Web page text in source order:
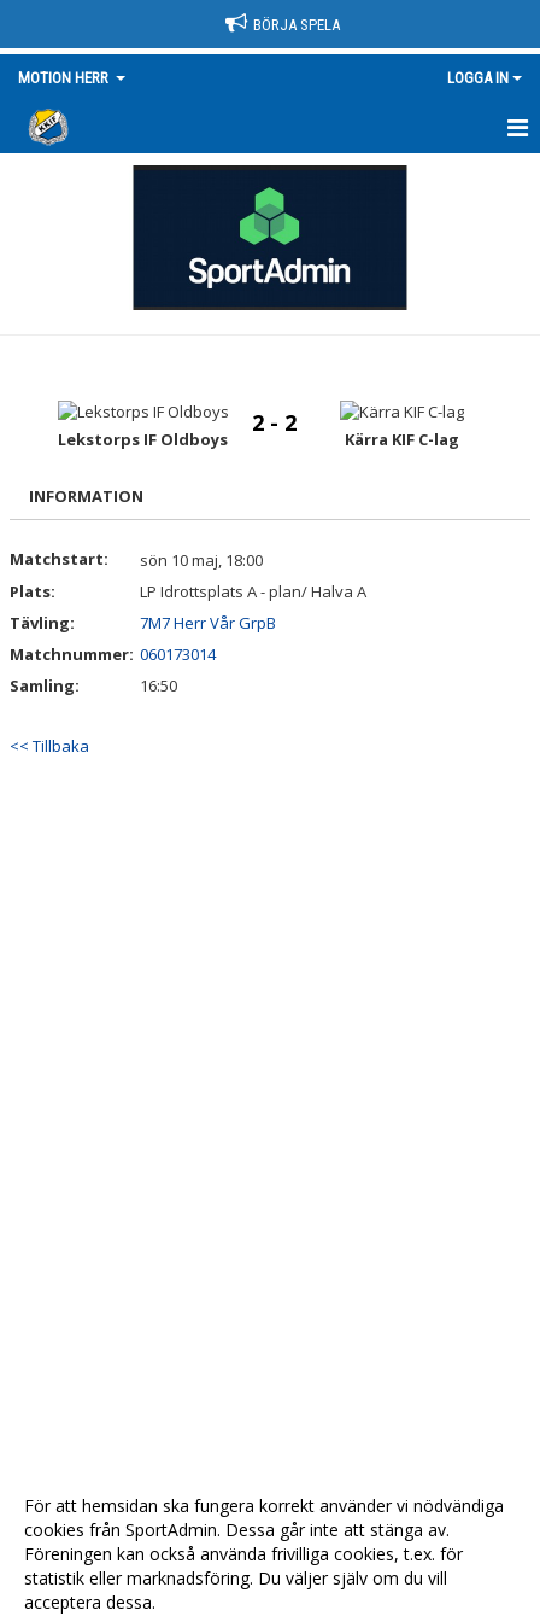
BÖRJA SPELA
MOTION HERR LOGGA IN
BILDGALLERI
DOKUMENT
Lekstorps IF Oldboys
2 - 2
Kärra KIF C-lag
INFORMATION
Matchstart:
sön 10 maj, 18:00
Plats:
LP Idrottsplats A - plan/ Halva A
Tävling:
7M7 Herr Vår GrpB
Matchnummer: 060173014
Samling:
16:50
<< Tillbaka
För att hemsidan ska fungera korrekt använder vi nödvändiga
cookies från SportAdmin. Dessa går inte att stänga av.
Föreningen kan också använda frivilliga cookies, t.ex. för
statistik eller marknadsföring. Du väljer själv om du vill
acceptera dessa.